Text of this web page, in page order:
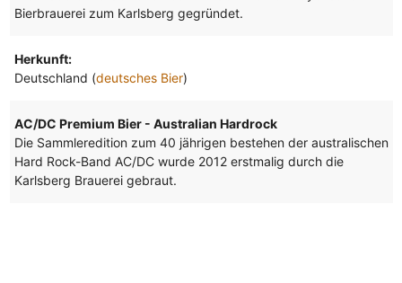
Bierbrauerei zum Karlsberg gegründet.
Herkunft:
Deutschland (deutsches Bier)
AC/DC Premium Bier - Australian Hardrock
Die Sammleredition zum 40 jährigen bestehen der australischen
Hard Rock-Band AC/DC wurde 2012 erstmalig durch die
Karlsberg Brauerei gebraut.